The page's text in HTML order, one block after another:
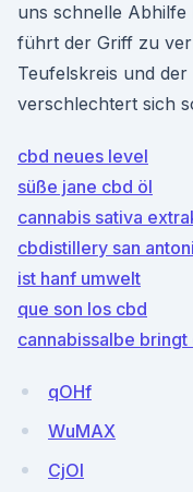
uns schnelle
führt der Griff zu
Teufelskreis und
verschlechtert sich
cbd neues level
süße jane cbd öl
cannabis sativa
cbdistillery san
ist hanf umwelt
que son los cbd
cannabissalbe bringt
qOHf
WuMAX
CjOl